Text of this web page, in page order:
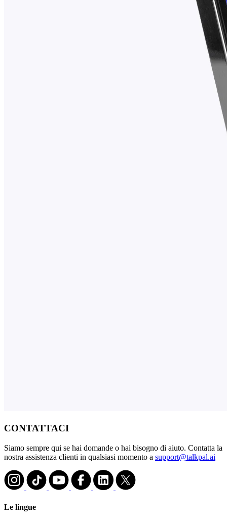
CONTATTACI
Siamo sempre qui se hai domande o hai bisogno di aiuto. Contatta la
nostra assistenza clienti in qualsiasi momento a support@talkpal.ai
Le lingue